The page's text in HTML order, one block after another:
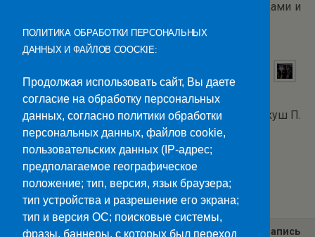
Познавательно, полезно, интересно, с пословицами и
Фото Буркуш П.
Категории:Новости
Предыдущая Запись
Следующая Запись
ПОЛИТИКА ОБРАБОТКИ ПЕРСОНАЛЬНЫХ
ДАННЫХ И ФАЙЛОВ COOCKIE:
Продолжая использовать сайт, Вы даете
согласие на обработку персональных
данных, согласно политики обработки
персональных данных, файлов cookie,
пользовательских данных (IP-адрес;
предполагаемое географическое
положение; тип, версия, язык браузера;
тип устройства и разрешение его экрана;
тип и версия ОС; поисковые системы,
фразы, баннеры, с которых был переход